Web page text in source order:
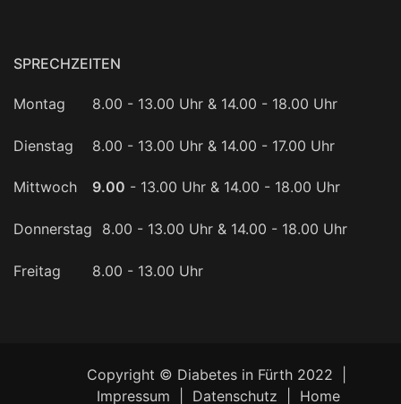
SPRECHZEITEN
Montag 8.00 - 13.00 Uhr & 14.00 - 18.00 Uhr
Dienstag 8.00 - 13.00 Uhr & 14.00 - 17.00 Uhr
Mittwoch 9.00 - 13.00 Uhr & 14.00 - 18.00 Uhr
Donnerstag 8.00 - 13.00 Uhr & 14.00 - 18.00 Uhr
Freitag 8.00 - 13.00 Uhr
Copyright © Diabetes in Fürth 2022
Impressum
Datenschutz Home